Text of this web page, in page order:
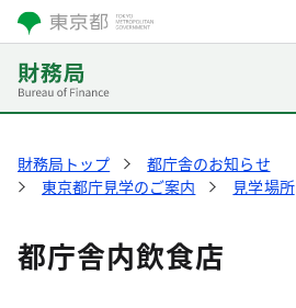
財務局トップ
都庁舎のお知らせ
東京都庁見学のご案内
見学場所
都庁舎内飲食店